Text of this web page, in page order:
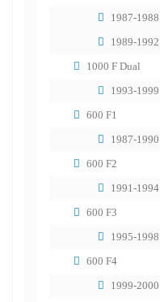
1987-1988
1989-1992
1000 F Dual
1993-1999
600 F1
1987-1990
600 F2
1991-1994
600 F3
1995-1998
600 F4
1999-2000